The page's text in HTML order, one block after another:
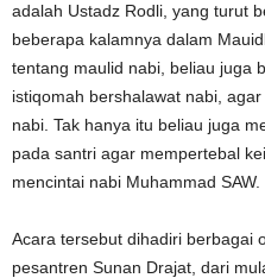
adalah Ustadz Rodli, yang turut
beberapa kalamnya dalam
tentang maulid nabi, beliau juga
istiqomah bershalawat nabi,
nabi. Tak hanya itu beliau juga
pada santri agar mempertebal
mencintai nabi Muhammad SAW.
Acara tersebut dihadiri berbagai
pesantren Sunan Drajat, dari